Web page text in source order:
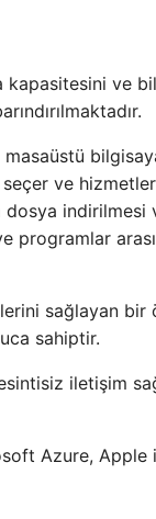
kapasitesini ve
masaüstü
seçer ve
dosya indirilmesi
programlar
sağlayan bir
sahiptir.
iletişim
Azure, Apple